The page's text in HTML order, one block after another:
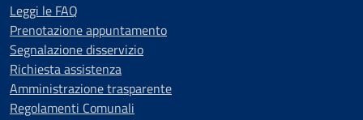
Leggi le FAQ
Prenotazione appuntamento
Segnalazione disservizio
Richiesta assistenza
Amministrazione trasparente
Regolamenti Comunali